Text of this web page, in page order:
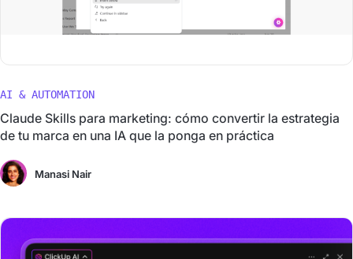
AI & AUTOMATION
Claude Skills para marketing: cómo convertir la estrategia
de tu marca en una IA que la ponga en práctica
Manasi Nair